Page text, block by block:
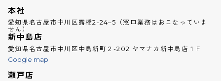
本社
愛知県名古屋市中川区露橋2-24–5（窓口業務はおこなっていま
せん）
新中島店
愛知県名古屋市中川区中島新町２-202 ヤマナカ新中島店１Ｆ
Google map
瀬戸店